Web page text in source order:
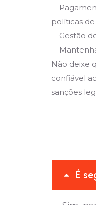
–
políticas
– Gestão
–
Não deixe
confiável
sanções
É